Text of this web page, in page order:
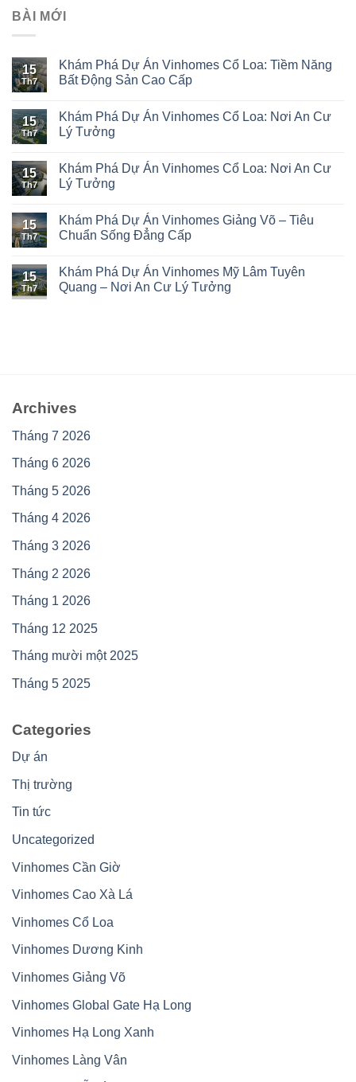
BÀI MỚI
15
Th7
Khám Phá Dự Án Vinhomes Cổ Loa: Tiềm Năng
Bất Động Sản Cao Cấp
15
Th7
Khám Phá Dự Án Vinhomes Cổ Loa: Nơi An Cư
Lý Tưởng
15
Th7
Khám Phá Dự Án Vinhomes Cổ Loa: Nơi An Cư
Lý Tưởng
15
Th7
Khám Phá Dự Án Vinhomes Giảng Võ – Tiêu
Chuẩn Sống Đẳng Cấp
15
Th7
Khám Phá Dự Án Vinhomes Mỹ Lâm Tuyên
Quang – Nơi An Cư Lý Tưởng
Archives
Tháng 7 2026
Tháng 6 2026
Tháng 5 2026
Tháng 4 2026
Tháng 3 2026
Tháng 2 2026
Tháng 1 2026
Tháng 12 2025
Tháng mười một 2025
Tháng 5 2025
Categories
Dự án
Thị trường
Tin tức
Uncategorized
Vinhomes Cần Giờ
Vinhomes Cao Xà Lá
Vinhomes Cổ Loa
Vinhomes Dương Kinh
Vinhomes Giảng Võ
Vinhomes Global Gate Hạ Long
Vinhomes Hạ Long Xanh
Vinhomes Làng Vân